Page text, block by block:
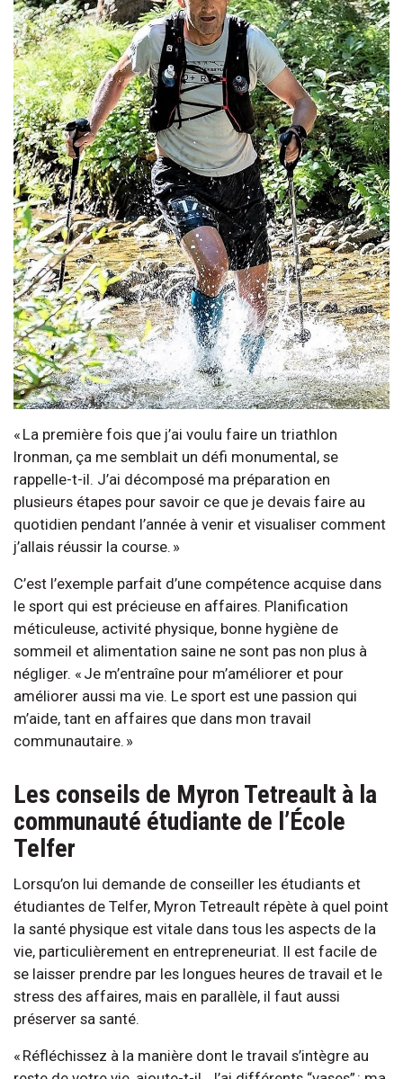
« La première fois que j’ai voulu faire un triathlon
Ironman, ça me semblait un défi monumental, se
rappelle-t-il. J’ai décomposé ma préparation en
plusieurs étapes pour savoir ce que je devais faire au
quotidien pendant l’année à venir et visualiser comment
j’allais réussir la course. »
C’est l’exemple parfait d’une compétence acquise dans
le sport qui est précieuse en affaires. Planification
méticuleuse, activité physique, bonne hygiène de
sommeil et alimentation saine ne sont pas non plus à
négliger. « Je m’entraîne pour m’améliorer et pour
améliorer aussi ma vie. Le sport est une passion qui
m’aide, tant en affaires que dans mon travail
communautaire. »
Les conseils de Myron Tetreault à la
communauté étudiante de l’École
Telfer
Lorsqu’on lui demande de conseiller les étudiants et
étudiantes de Telfer, Myron Tetreault répète à quel point
la santé physique est vitale dans tous les aspects de la
vie, particulièrement en entrepreneuriat. Il est facile de
se laisser prendre par les longues heures de travail et le
stress des affaires, mais en parallèle, il faut aussi
préserver sa santé.
« Réfléchissez à la manière dont le travail s’intègre au